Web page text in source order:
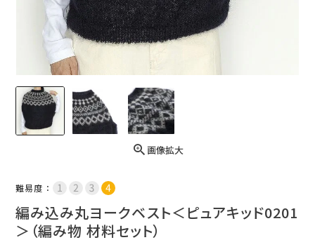
画像拡大
難易度：
編み込み丸ヨークベスト＜ピュアキッド0201
＞（編み物 材料セット）